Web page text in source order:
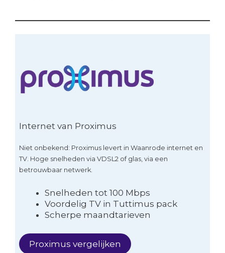
Internet van Proximus
Niet onbekend: Proximus levert in Waanrode internet en
TV. Hoge snelheden via VDSL2 of glas, via een
betrouwbaar netwerk.
Snelheden tot 100 Mbps
Voordelig TV in Tuttimus pack
Scherpe maandtarieven
Proximus vergelijken